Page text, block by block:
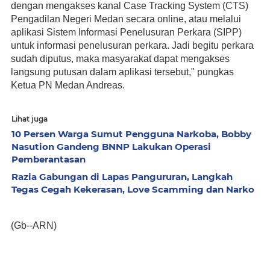
dengan mengakses kanal Case Tracking System (CTS)
Pengadilan Negeri Medan secara online, atau melalui
aplikasi Sistem Informasi Penelusuran Perkara (SIPP)
untuk informasi penelusuran perkara. Jadi begitu perkara
sudah diputus, maka masyarakat dapat mengakses
langsung putusan dalam aplikasi tersebut," pungkas
Ketua PN Medan Andreas.
Lihat juga
10 Persen Warga Sumut Pengguna Narkoba, Bobby
Nasution Gandeng BNNP Lakukan Operasi
Pemberantasan
Razia Gabungan di Lapas Pangururan, Langkah
Tegas Cegah Kekerasan, Love Scamming dan Narko
(Gb--ARN)